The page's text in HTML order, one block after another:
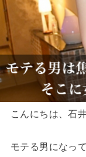
こんにちは、石井
モテる男になっ